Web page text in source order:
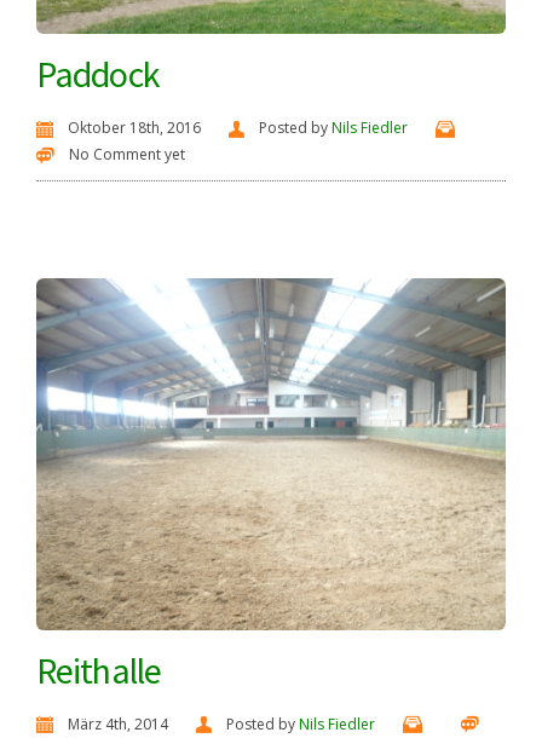
Paddock
Oktober 18th, 2016 Posted byNils Fiedler
No Comment yet
Reithalle
März 4th, 2014 Posted byNils Fiedler